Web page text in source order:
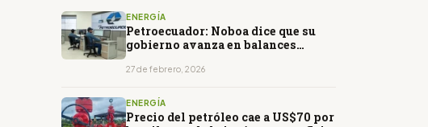
ENERGÍA
Petroecuador: Noboa dice que su
gobierno avanza en balances
inversión en pozos de retorno
27 de febrero, 2026
ENERGÍA
Precio del petróleo cae a US$70 por
¿En que consiste la